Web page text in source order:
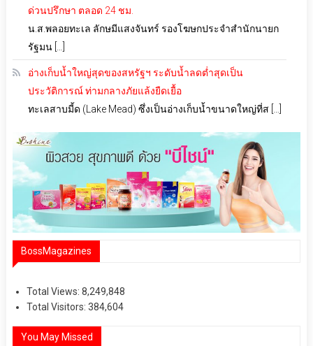
ด่วนปรึกษา ตลอด 24 ชม.
น.ส.พลอยทะเล ลักษมีแสงจันทร์ รองโฆษกประจำสำนักนายก
รัฐมน […]
อ่างเก็บน้ำใหญ่สุดของสหรัฐฯ ระดับน้ำลดต่ำสุดเป็น
ประวัติการณ์ ท่ามกลางภัยแล้งยืดเยื้อ
ทะเลสาบมี้ด (Lake Mead) ซึ่งเป็นอ่างเก็บน้ำขนาดใหญ่ที่ส […]
BossMagazines
Total Views: 8,249,848
Total Visitors: 384,604
You May Missed